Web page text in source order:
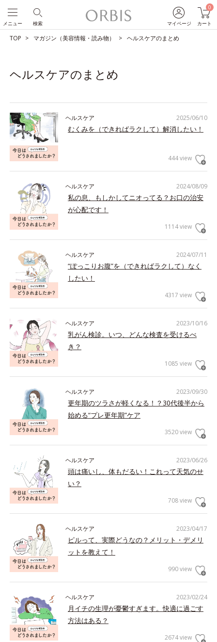
マイページ
0
カート
検索
メニュー
TOP マガジン（美容情報・読み物） ヘルスケアのまとめ
ヘルスケアのまとめ
2025/06/10
ヘルスケア
むくみを（できればラクして）解消したい！
444 view
2024/08/09
ヘルスケア
私の息、もしかしてニオってる？お口の治安
が心配です！
1114 view
2024/07/11
ヘルスケア
“ぽっこりお腹”を（できればラクして）なく
したい！
4317 view
2023/10/16
ヘルスケア
乳がん検診。いつ、どんな検査を受けるべ
き？
1085 view
2023/09/30
ヘルスケア
更年期のツラさが軽くなる！？30代後半から
始める“プレ更年期”ケア
3520 view
2023/06/26
ヘルスケア
頭は痛いし、体もだるい！これって天気のせ
い？
708 view
2023/04/17
ヘルスケア
ピルって、実際どうなの？メリット・デメリ
ットを教えて！
990 view
2023/02/24
ヘルスケア
月イチの生理が憂鬱すぎます。快適に過ごす
方法はある？
2674 view